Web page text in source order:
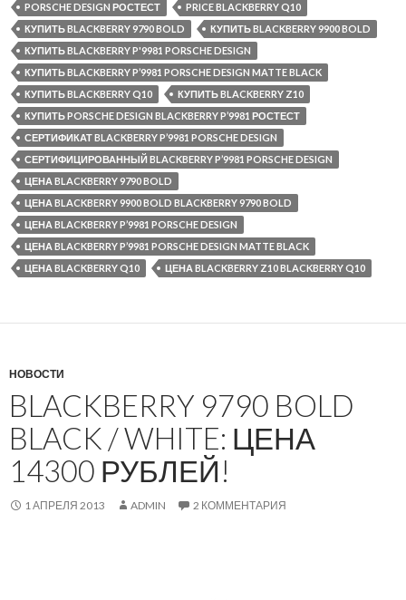
PORSCHE DESIGN РОСТЕСТ
PRICE BLACKBERRY Q10
КУПИТЬ BLACKBERRY 9790 BOLD
КУПИТЬ BLACKBERRY 9900 BOLD
КУПИТЬ BLACKBERRY P'9981 PORSCHE DESIGN
КУПИТЬ BLACKBERRY P’9981 PORSCHE DESIGN MATTE BLACK
КУПИТЬ BLACKBERRY Q10
КУПИТЬ BLACKBERRY Z10
КУПИТЬ PORSCHE DESIGN BLACKBERRY P’9981 РОСТЕСТ
СЕРТИФИКАТ BLACKBERRY P’9981 PORSCHE DESIGN
СЕРТИФИЦИРОВАННЫЙ BLACKBERRY P’9981 PORSCHE DESIGN
ЦЕНА BLACKBERRY 9790 BOLD
ЦЕНА BLACKBERRY 9900 BOLD BLACKBERRY 9790 BOLD
ЦЕНА BLACKBERRY P’9981 PORSCHE DESIGN
ЦЕНА BLACKBERRY P’9981 PORSCHE DESIGN MATTE BLACK
ЦЕНА BLACKBERRY Q10
ЦЕНА BLACKBERRY Z10 BLACKBERRY Q10
НОВОСТИ
BLACKBERRY 9790 BOLD
BLACK / WHITE: ЦЕНА
14300 РУБЛЕЙ!
1 АПРЕЛЯ 2013 ADMIN 2 КОММЕНТАРИЯ